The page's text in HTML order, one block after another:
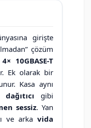
girişte
çözüm
4× 10GBASE-T
Ek olarak bir
Kasa aynı
dağıtıcı gibi
sessiz. Yan
ve arka vida